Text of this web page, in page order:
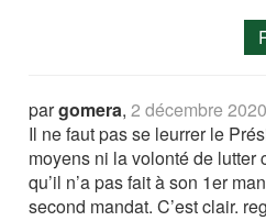
pargomera,2 décembre
Il ne faut pas se leurrer le
moyens ni la volonté de lutter
qu’il n’a pas fait à son 1er
second mandat. C’est clair.